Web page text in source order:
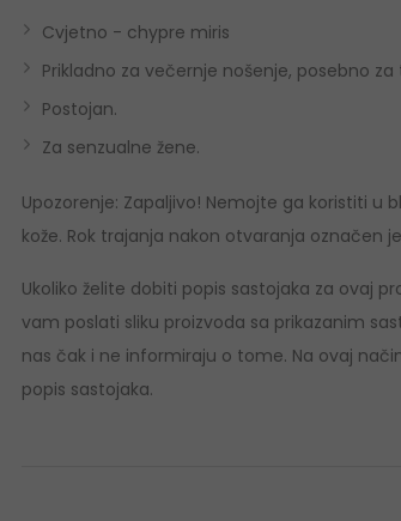
Cvjetno - chypre miris
Prikladno za večernje nošenje, posebno
Postojan.
Za senzualne žene.
Upozorenje: Zapaljivo! Nemojte ga koristiti u
kože. Rok trajanja nakon otvaranja označen
Ukoliko želite dobiti popis sastojaka za ovaj
vam poslati sliku proizvoda sa prikazanim
nas čak i ne informiraju o tome. Na ovaj
popis sastojaka.